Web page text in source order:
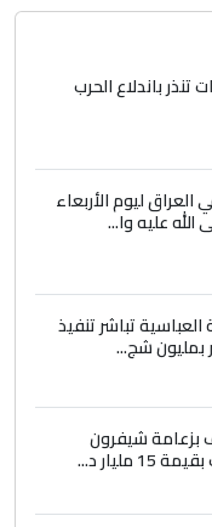
فيه
يكون بعد
الكرخ
4
يسقط
اصول عريقة
حسين سل
5
يسقط
اصول عريقة
باندلاع الحرب
ليوم الأربعاء
عليه وا...
العباسية تباشر تنفيذ
بمليون شج...
بزعامة شيفرون
مليار د...